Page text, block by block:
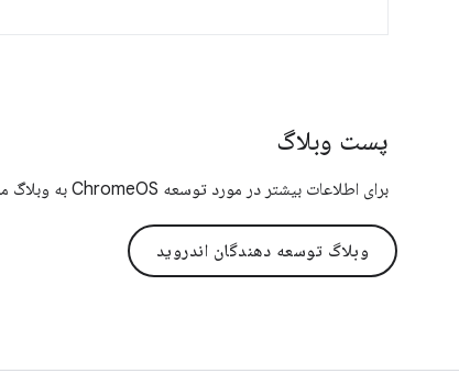
پست وبلاگ
برای اطلاعات بیشتر در مورد توسعه ChromeOS به وبلاگ ما مراجعه کنید. کافیست عبارت "ChromeOS" را جستجو کنید.
وبلاگ توسعه دهندگان اندروید